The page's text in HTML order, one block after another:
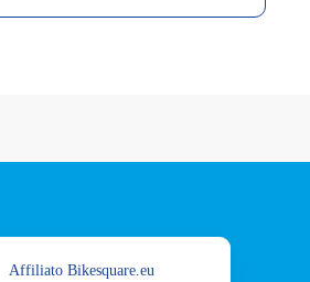
Affiliato Bikesquare.eu